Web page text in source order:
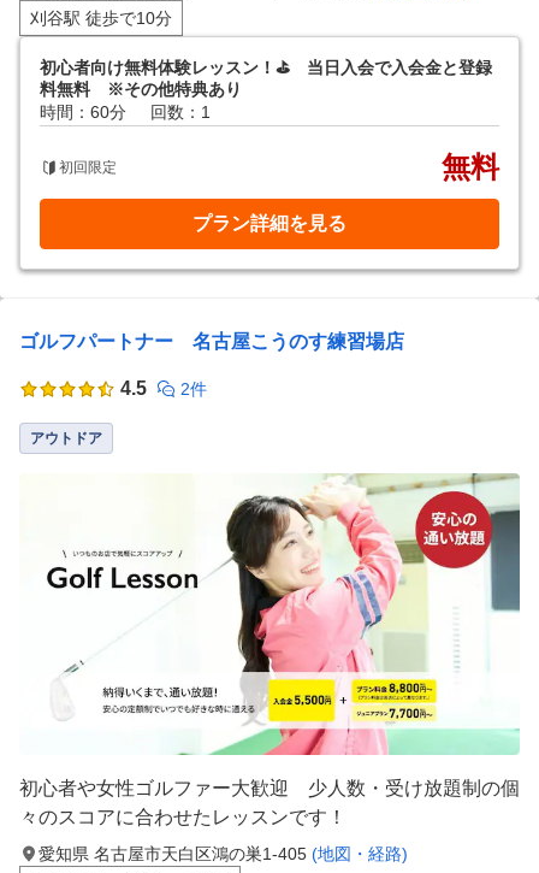
刈谷駅 徒歩で10分
初心者向け無料体験レッスン！⛳️ 当日入会で入会金と登録
料無料 ※その他特典あり
時間：60分
回数：1
初回限定 無料
プラン詳細を見る
ゴルフパートナー 名古屋こうのす練習場店
4.5 2件
アウトドア
初心者や女性ゴルファー大歓迎 少人数・受け放題制の個
々のスコアに合わせたレッスンです！
愛知県 名古屋市天白区鴻の巣1-405 (地図・経路)